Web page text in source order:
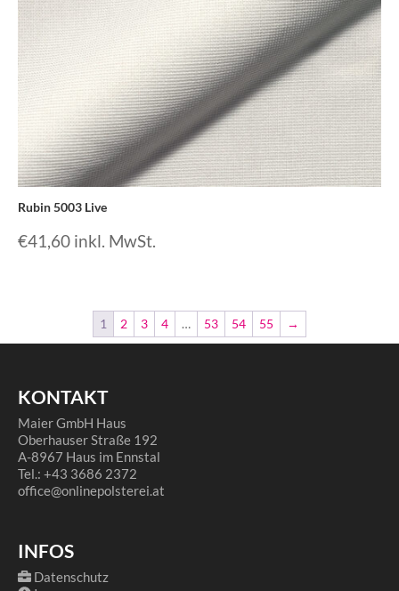
Rubin 5003 Live
€41,60 inkl. MwSt.
1 2 3 4 … 53 54 55 →
KONTAKT
Maier GmbH Haus
Oberhauser Straße 192
A-8967 Haus im Ennstal
Tel.: +43 3686 2372
office@onlinepolsterei.at
INFOS
Datenschutz